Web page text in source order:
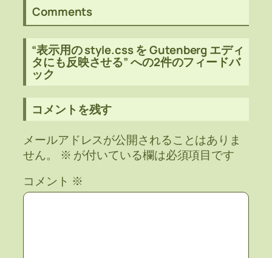
Comments
“表示用の style.css を Gutenberg エディ
タにも反映させる” への2件のフィードバ
ック
コメントを残す
メールアドレスが公開されることはありま
せん。
※ が付いている欄は必須項目です
コメント ※